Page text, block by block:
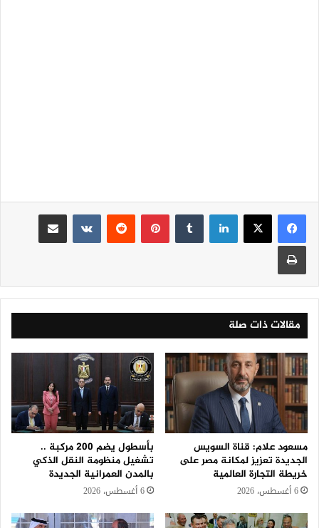
لينكدإن بينتيريست
مقالات ذات صلة
مسعود علام: قناة السويس
الجديدة تعزيز لمكانة مصر على
خريطة التجارة العالمية
6 أغسطس، 2026
بأسطول يضم 200 مركبة ..
تشغيل منظومة النقل الذكي
بالمدن العمرانية الجديدة
6 أغسطس، 2026